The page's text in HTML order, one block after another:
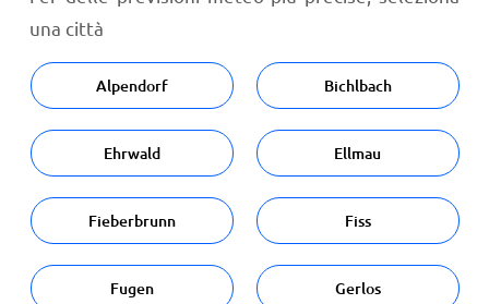
una città
Alpendorf Bichlbach
Ehrwald Ellmau
Fieberbrunn Fiss
Fugen Gerlos